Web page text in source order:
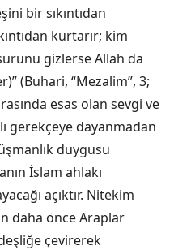
bir sıkıntıdan
kurtarır; kim
gizlerse Allah da
(Buhari, “Mezalim”, 3;
esas olan sevgi ve
gerekçeye dayanmadan
duygusu
İslam ahlakı
açıktır. Nitekim
daha önce Araplar
çevirerek